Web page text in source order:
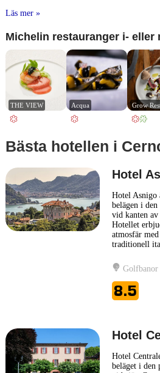
Läs mer »
Michelin restauranger i- eller
THE VIEW Acqua Grow
Bästa hotellen i
Hotel
Hotel Asnigo
belägen i
vid kanten
Hotellet
atmosfär
traditionell
rummen ger
stil, vilket
Asnigo har
mer
8.5
Hotel
Hotel
beläget i den